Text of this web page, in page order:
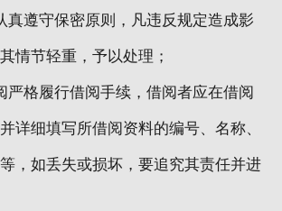
真遵守保密原则，凡违反规定造成影
情节轻重，予以处理；
严格履行借阅手续，借阅者应在借阅
详细填写所借阅资料的编号、名称、
，如丢失或损坏，要追究其责任并进